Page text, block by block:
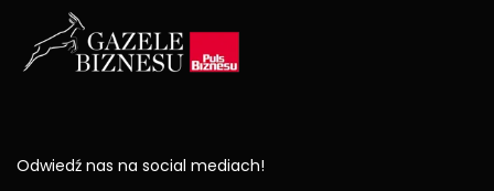
Odwiedź nas na social mediach!